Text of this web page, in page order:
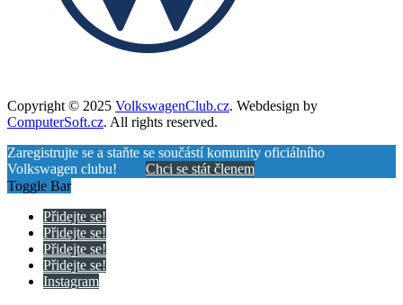
Copyright © 2025 VolkswagenClub.cz. Webdesign by
ComputerSoft.cz. All rights reserved.
Zaregistrujte se a staňte se součástí komunity oficiálního
Volkswagen clubu! Chci se stát členem
Toggle Bar
Přidejte se!
Přidejte se!
Přidejte se!
Přidejte se!
Instagram